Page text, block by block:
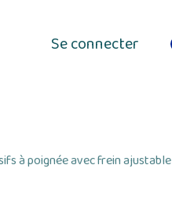
Se connecter
à poignée avec frein ajustable